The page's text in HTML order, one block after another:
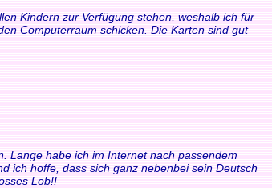
Kindern zur Verfügung stehen, weshalb ich für
Computerraum schicken. Die Karten sind gut
Lange habe ich im Internet nach passendem
ich hoffe, dass sich ganz nebenbei sein Deutsch
Lob!!